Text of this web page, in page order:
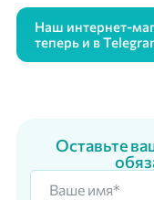
Наш интернет-
теперь и в
Оставьте